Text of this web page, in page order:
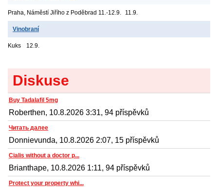
Praha, Náměstí Jiřího z Poděbrad 11.-12.9. 11.9.
Vinobraní
Kuks 12.9.
Diskuse
Buy Tadalafil 5mg
Roberthen, 10.8.2026 3:31, 94 příspěvků
Читать далее
Donnievunda, 10.8.2026 2:07, 15 příspěvků
Cialis without a doctor p...
Brianthape, 10.8.2026 1:11, 94 příspěvků
Protect your property whi...